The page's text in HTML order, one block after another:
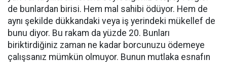
de bunlardan birisi. Hem mal sahibi ödüyor. Hem de
aynı şekilde dükkandaki veya iş yerindeki mükellef de
bunu diyor. Bu rakam da yüzde 20. Bunları
biriktirdiğiniz zaman ne kadar borcunuzu ödemeye
çalışsanız mümkün olmuyor. Bunun mutlaka esnafın